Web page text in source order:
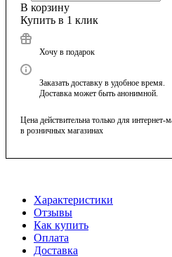
В корзину
Купить в 1 клик
Хочу в подарок
Заказать доставку в удобное время.
Доставка может быть анонимной.
Цена действительна только для интернет-
в розничных магазинах
Характеристики
Отзывы
Как купить
Оплата
Доставка